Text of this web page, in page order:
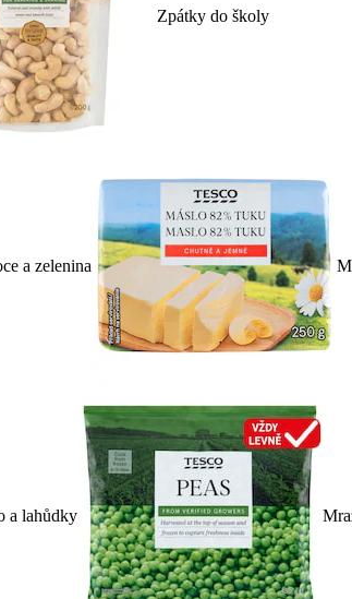
Zpátky do školy
a zelenina
a lahůdky